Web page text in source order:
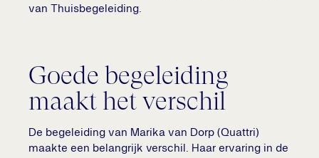
van Thuisbegeleiding.
Goede begeleiding
maakt het verschil
De begeleiding van Marika van Dorp (Quattri)
maakte een belangrijk verschil. Haar ervaring in de